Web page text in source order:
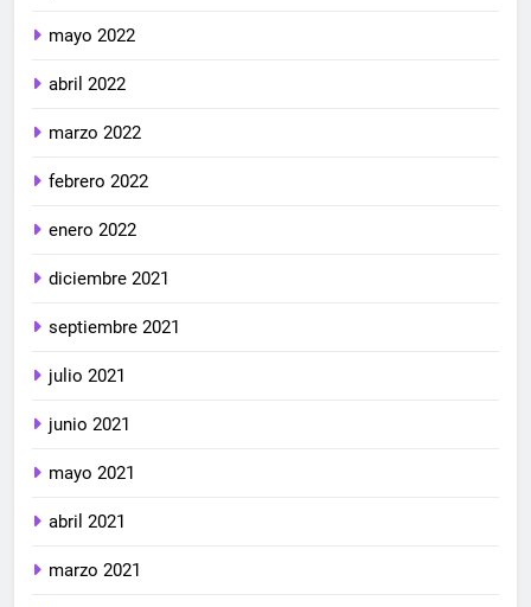
mayo 2022
abril 2022
marzo 2022
febrero 2022
enero 2022
diciembre 2021
septiembre 2021
julio 2021
junio 2021
mayo 2021
abril 2021
marzo 2021